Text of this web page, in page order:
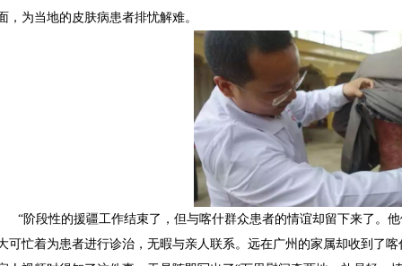
，为当地的皮肤病患者排忧解难。
“阶段性的援疆工作结束了，但与喀什群众患者的情谊却留下来了。
可忙着为患者进行诊治，无暇与亲人联系。远在广州的家属却收到了